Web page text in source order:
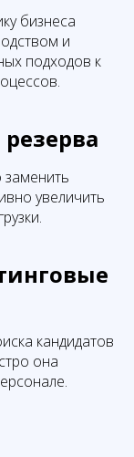
бизнеса
и
подходов к
увеличить
кандидатов
она